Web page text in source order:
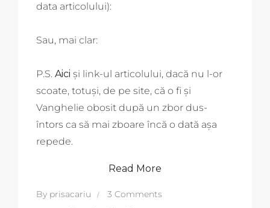
data articolului):
Sau, mai clar:
P.S. Aici și link-ul articolului, dacă nu l-or
scoate, totuși, de pe site, că o fi și
Vanghelie obosit după un zbor dus-
întors ca să mai zboare încă o dată așa
repede.
Read More
By prisacariu
3 Comments